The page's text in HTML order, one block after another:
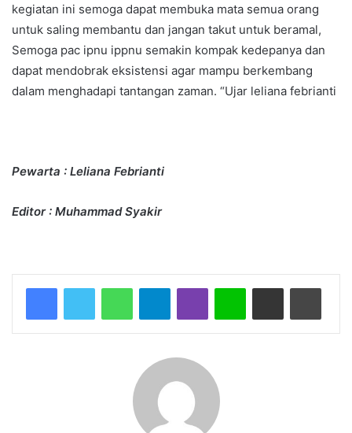
kegiatan ini semoga dapat membuka mata semua orang
untuk saling membantu dan jangan takut untuk beramal,
Semoga pac ipnu ippnu semakin kompak kedepanya dan
dapat mendobrak eksistensi agar mampu berkembang
dalam menghadapi tantangan zaman. “Ujar leliana febrianti
Pewarta : Leliana Febrianti
Editor : Muhammad Syakir
Telegram